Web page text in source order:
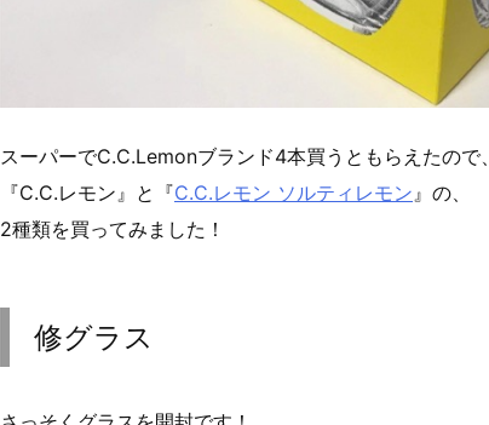
スーパーでC.C.Lemonブランド4本買うともらえたので、
『C.C.レモン』と『C.C.レモン ソルティレモン』の、
2種類を買ってみました！
修グラス